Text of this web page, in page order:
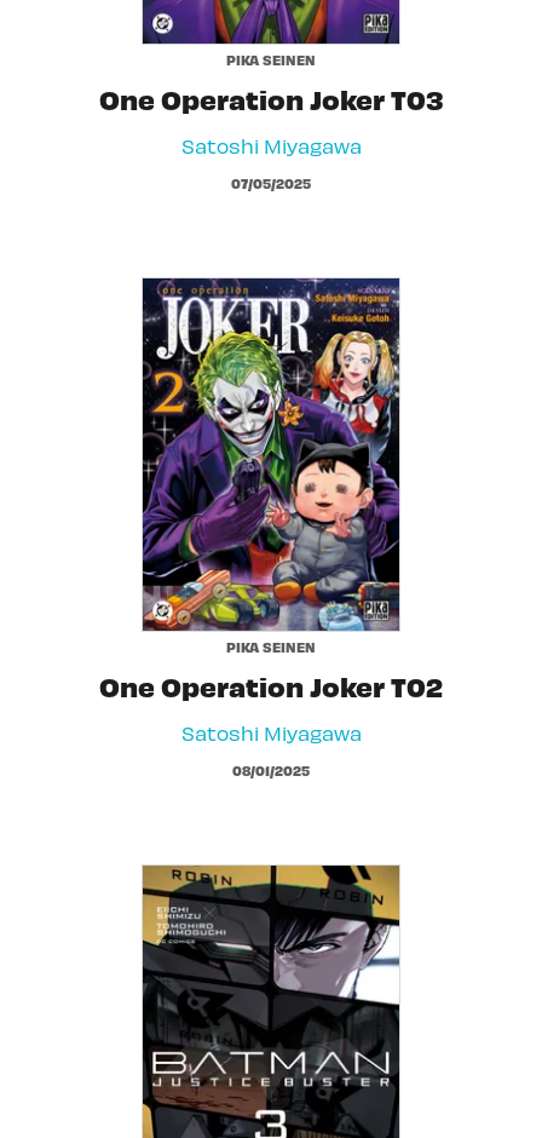
PIKA SEINEN
One Operation Joker T03
Satoshi Miyagawa
07/05/2025
PIKA SEINEN
One Operation Joker T02
Satoshi Miyagawa
08/01/2025